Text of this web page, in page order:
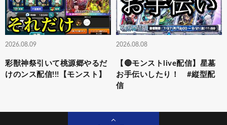
2026.08.09
彩獣神祭引いて桃源郷やるだ
けのンス配信!!!【モンスト】
2026.08.08
【🔴モンストlive配信】星墓
お手伝いしたり！ #縦型配
信